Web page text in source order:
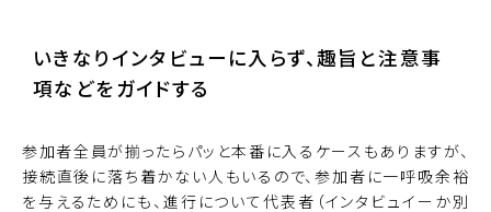
いきなりインタビューに入らず、趣旨と注意事
項などをガイドする
参加者全員が揃ったらパッと本番に入るケースもありますが、
接続直後に落ち着かない人もいるので、参加者に一呼吸余裕
を与えるためにも、進行について代表者（インタビュイーか別